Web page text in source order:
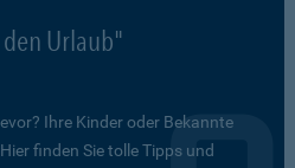
Urlaub"
Ihre Kinder oder Bekannte
finden Sie tolle Tipps und